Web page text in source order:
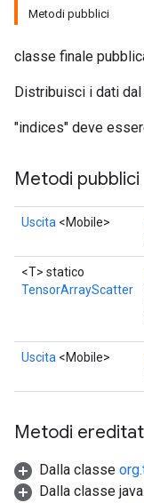
Metodi pubblici
classe finale
Distribuisci i dati
"indices" deve
Metodi pubblici
Uscita <Mobile>
<T> statico
TensorArrayScatter
Uscita <Mobile>
Metodi
Dalla classe
Dalla classe